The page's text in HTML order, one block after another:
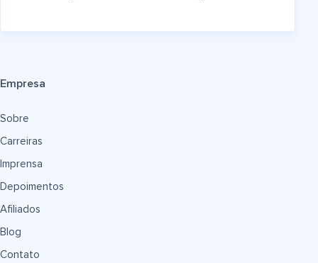
Empresa
Sobre
Carreiras
Imprensa
Depoimentos
Afiliados
Blog
Contato